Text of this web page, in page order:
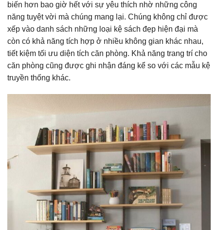
biến hơn bao giờ hết với sự yêu thích nhờ những công
năng tuyệt vời mà chúng mang lại. Chúng không chỉ được
xếp vào danh sách những loại kệ sách đẹp hiện đại mà
còn có khả năng tích hợp ở nhiều không gian khác nhau,
tiết kiệm tối ưu diện tích căn phòng. Khả năng trang trí cho
căn phòng cũng được ghi nhận đáng kể so với các mẫu kệ
truyền thống khác.